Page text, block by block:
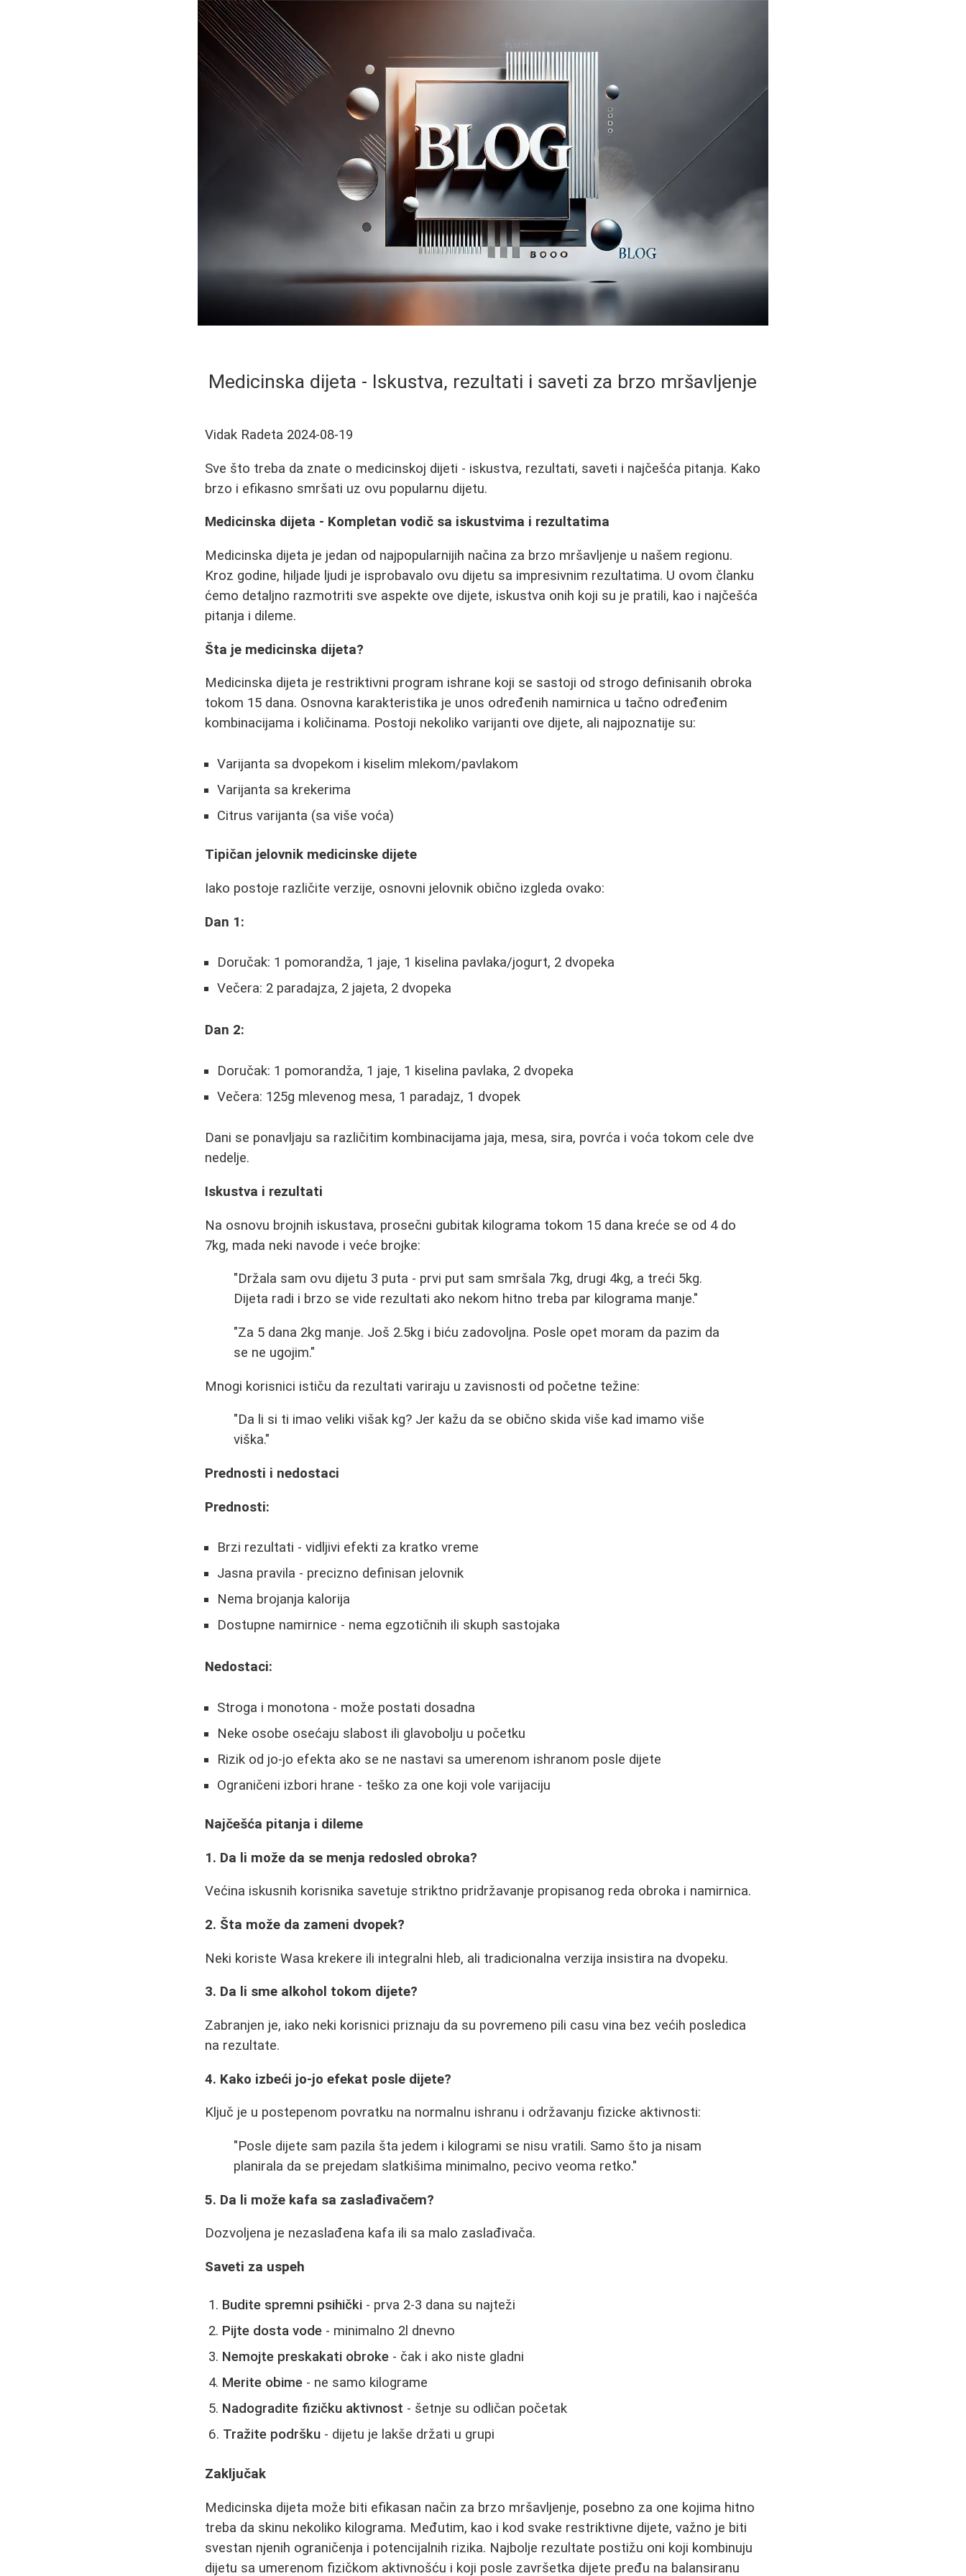
Medicinska dijeta - Iskustva, rezultati i saveti za brzo mršavljenje
Vidak Radeta 2024-08-19
Sve što treba da znate o medicinskoj dijeti - iskustva, rezultati, saveti i najčešća pitanja. Kako
brzo i efikasno smršati uz ovu popularnu dijetu.
Medicinska dijeta - Kompletan vodič sa iskustvima i rezultatima
Medicinska dijeta je jedan od najpopularnijih načina za brzo mršavljenje u našem regionu.
Kroz godine, hiljade ljudi je isprobavalo ovu dijetu sa impresivnim rezultatima. U ovom članku
ćemo detaljno razmotriti sve aspekte ove dijete, iskustva onih koji su je pratili, kao i najčešća
pitanja i dileme.
Šta je medicinska dijeta?
Medicinska dijeta je restriktivni program ishrane koji se sastoji od strogo definisanih obroka
tokom 15 dana. Osnovna karakteristika je unos određenih namirnica u tačno određenim
kombinacijama i količinama. Postoji nekoliko varijanti ove dijete, ali najpoznatije su:
Varijanta sa dvopekom i kiselim mlekom/pavlakom
Varijanta sa krekerima
Citrus varijanta (sa više voća)
Tipičan jelovnik medicinske dijete
Iako postoje različite verzije, osnovni jelovnik obično izgleda ovako:
Dan 1:
Doručak: 1 pomorandža, 1 jaje, 1 kiselina pavlaka/jogurt, 2 dvopeka
Večera: 2 paradajza, 2 jajeta, 2 dvopeka
Dan 2:
Doručak: 1 pomorandža, 1 jaje, 1 kiselina pavlaka, 2 dvopeka
Večera: 125g mlevenog mesa, 1 paradajz, 1 dvopek
Dani se ponavljaju sa različitim kombinacijama jaja, mesa, sira, povrća i voća tokom cele dve
nedelje.
Iskustva i rezultati
Na osnovu brojnih iskustava, prosečni gubitak kilograma tokom 15 dana kreće se od 4 do
7kg, mada neki navode i veće brojke:
"Držala sam ovu dijetu 3 puta - prvi put sam smršala 7kg, drugi 4kg, a treći 5kg.
Dijeta radi i brzo se vide rezultati ako nekom hitno treba par kilograma manje."
"Za 5 dana 2kg manje. Još 2.5kg i biću zadovoljna. Posle opet moram da pazim da
se ne ugojim."
Mnogi korisnici ističu da rezultati variraju u zavisnosti od početne težine:
"Da li si ti imao veliki višak kg? Jer kažu da se obično skida više kad imamo više
viška."
Prednosti i nedostaci
Prednosti:
Brzi rezultati - vidljivi efekti za kratko vreme
Jasna pravila - precizno definisan jelovnik
Nema brojanja kalorija
Dostupne namirnice - nema egzotičnih ili skuph sastojaka
Nedostaci:
Stroga i monotona - može postati dosadna
Neke osobe osećaju slabost ili glavobolju u početku
Rizik od jo-jo efekta ako se ne nastavi sa umerenom ishranom posle dijete
Ograničeni izbori hrane - teško za one koji vole varijaciju
Najčešća pitanja i dileme
1. Da li može da se menja redosled obroka?
Većina iskusnih korisnika savetuje striktno pridržavanje propisanog reda obroka i namirnica.
2. Šta može da zameni dvopek?
Neki koriste Wasa krekere ili integralni hleb, ali tradicionalna verzija insistira na dvopeku.
3. Da li sme alkohol tokom dijete?
Zabranjen je, iako neki korisnici priznaju da su povremeno pili casu vina bez većih posledica
na rezultate.
4. Kako izbeći jo-jo efekat posle dijete?
Ključ je u postepenom povratku na normalnu ishranu i održavanju fizicke aktivnosti:
"Posle dijete sam pazila šta jedem i kilogrami se nisu vratili. Samo što ja nisam
planirala da se prejedam slatkišima minimalno, pecivo veoma retko."
5. Da li može kafa sa zaslađivačem?
Dozvoljena je nezaslađena kafa ili sa malo zaslađivača.
Saveti za uspeh
Budite spremni psihički - prva 2-3 dana su najteži
Pijte dosta vode - minimalno 2l dnevno
Nemojte preskakati obroke - čak i ako niste gladni
Merite obime - ne samo kilograme
Nadogradite fizičku aktivnost - šetnje su odličan početak
Tražite podršku - dijetu je lakše držati u grupi
Zaključak
Medicinska dijeta može biti efikasan način za brzo mršavljenje, posebno za one kojima hitno
treba da skinu nekoliko kilograma. Međutim, kao i kod svake restriktivne dijete, važno je biti
svestan njenih ograničenja i potencijalnih rizika. Najbolje rezultate postižu oni koji kombinuju
dijetu sa umerenom fizičkom aktivnošću i koji posle završetka dijete pređu na balansiranu